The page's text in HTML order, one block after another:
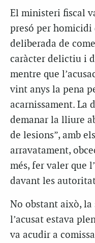
El ministeri fiscal
presó per
deliberada de
caràcter delictiu i
mentre que
vint anys la pena
acarnissament. La
demanar la lliure
de lesions”, amb
arravatament,
més, fer valer que
davant les
No obstant això,
l’acusat estava
va acudir a